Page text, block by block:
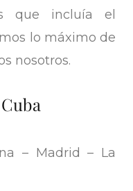
que incluía el
lo máximo de
nosotros.
– Madrid – La